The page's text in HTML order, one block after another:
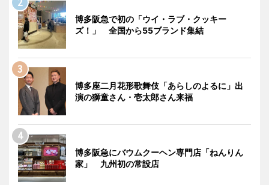
博多阪急で初の「ウイ・ラブ・クッキー
ズ！」 全国から55ブランド集結
博多座二月花形歌舞伎「あらしのよるに」出
演の獅童さん・壱太郎さん来福
博多阪急にバウムクーヘン専門店「ねんりん
家」 九州初の常設店